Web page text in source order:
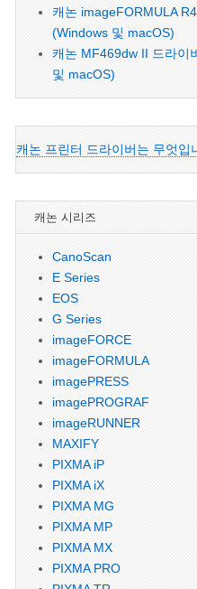
캐논 imageFORMULA
(Windows 및 macOS)
캐논 MF469dw II 드라이
및 macOS)
캐논 프린터 드라이버는 무엇입
캐논 시리즈
CanoScan
E Series
EOS
G Series
imageFORCE
imageFORMULA
imagePRESS
imagePROGRAF
imageRUNNER
MAXIFY
PIXMA iP
PIXMA iX
PIXMA MG
PIXMA MP
PIXMA MX
PIXMA PRO